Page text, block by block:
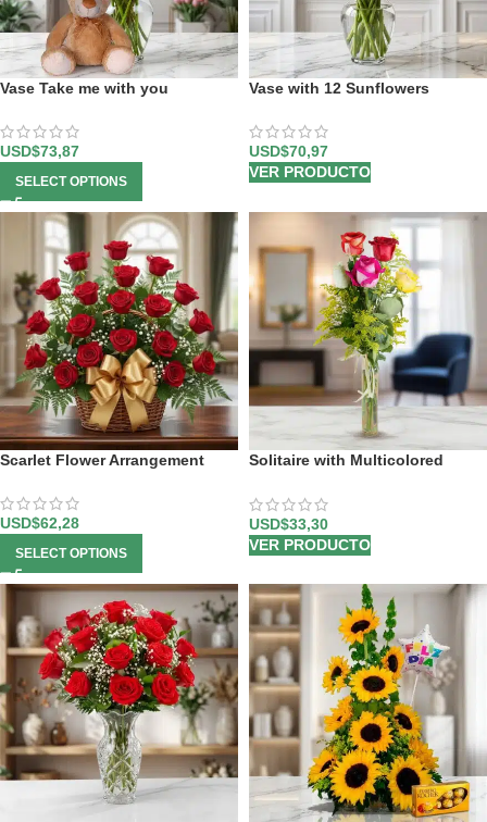
Vase Take me with you
USD$73,87
SELECT OPTIONS
Vase with 12 Sunflowers
USD$70,97
VER PRODUCTO
Scarlet Flower Arrangement
USD$62,28
SELECT OPTIONS
Solitaire with Multicolored
USD$33,30
VER PRODUCTO